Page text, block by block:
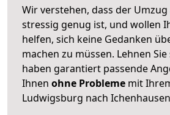
Wir verstehen, dass der
stressig genug ist, und wollen
helfen, sich keine Gedanken
machen zu müssen. Lehnen
haben garantiert passende
Ihnen ohne Probleme mit
Ludwigsburg nach